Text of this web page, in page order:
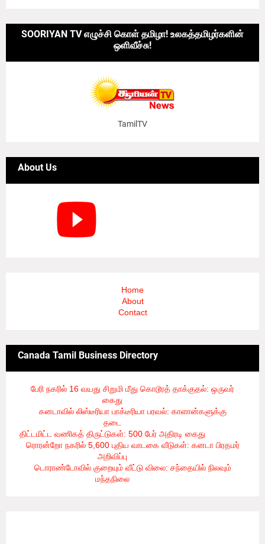
SOORIYAN TV எழுச்சி கொள் தமிழா! உலகத்தமிழர்களின்
ஒளிவீச்சு!
TamilTV
About Us
Home
About
Contact
Canada Tamil Business Directory
பேரி நகரில் 16 வயது சிறுமி மீது கொடூரத் தாக்குதல்: ஒருவர்
கைது
கனடாவில் லிஸ்டீரியா பாக்டீரியா பரவல்: காளான்களுக்கு
தடை
திட்டமிட்ட வணிகத் திருட்டுகள்: 500 பேர் அதிரடி கைது
ரொரன்றோ நகரில் 5,600 புதிய வாடகை வீடுகள்: கனடா பிரதமர்
அறிவிப்பு
டொராண்டோவில் குறையும் வீட்டு விலை: சந்தையில் நிலவும்
மந்தநிலை- 8/6/2026